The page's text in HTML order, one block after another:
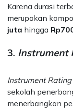
Karena durasi
merupakan
juta hingga
3. Instrument
Instrument Rating
sekolah
menerbangkan